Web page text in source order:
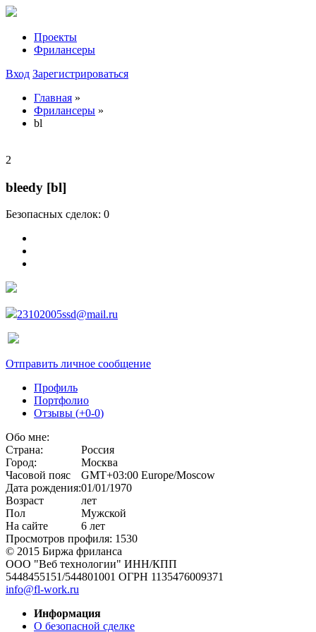
Проекты
Фрилансеры
Вход Зарегистрироваться
Главная »
Фрилансеры »
bl
2
bleedy [bl]
Безопасных сделок: 0
23102005ssd@mail.ru
Отправить личное сообщение
Профиль
Портфолио
Отзывы (+0-0)
Обо мне:
Страна:
Россия
Город:
Москва
Часовой пояс
GMT+03:00 Europe/Moscow
Дата рождения:01/01/1970
Возраст
лет
Пол
Мужской
На сайте
6 лет
Просмотров профиля: 1530
© 2015 Биржа фриланса
ООО "Веб технологии" ИНН/КПП
5448455151/544801001 ОГРН 1135476009371
info@fl-work.ru
Информация
О безопасной сделке